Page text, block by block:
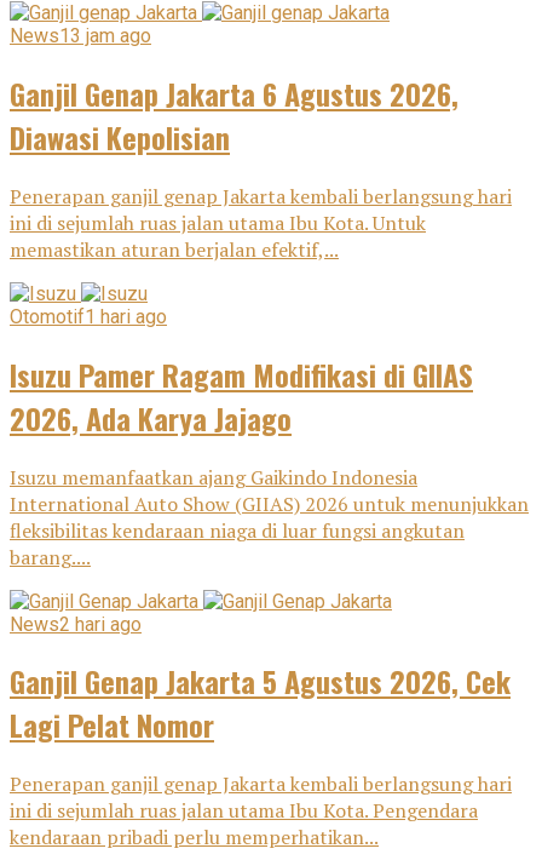
News13 jam ago
Ganjil Genap Jakarta 6 Agustus 2026,
Diawasi Kepolisian
Penerapan ganjil genap Jakarta kembali berlangsung hari
ini di sejumlah ruas jalan utama Ibu Kota. Untuk
memastikan aturan berjalan efektif,...
Otomotif1 hari ago
Isuzu Pamer Ragam Modifikasi di GIIAS
2026, Ada Karya Jajago
Isuzu memanfaatkan ajang Gaikindo Indonesia
International Auto Show (GIIAS) 2026 untuk menunjukkan
fleksibilitas kendaraan niaga di luar fungsi angkutan
barang....
News2 hari ago
Ganjil Genap Jakarta 5 Agustus 2026, Cek
Lagi Pelat Nomor
Penerapan ganjil genap Jakarta kembali berlangsung hari
ini di sejumlah ruas jalan utama Ibu Kota. Pengendara
kendaraan pribadi perlu memperhatikan...